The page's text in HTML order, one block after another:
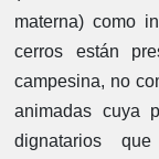
materna) como
cerros están
campesina, no
animadas cuya
dignatarios